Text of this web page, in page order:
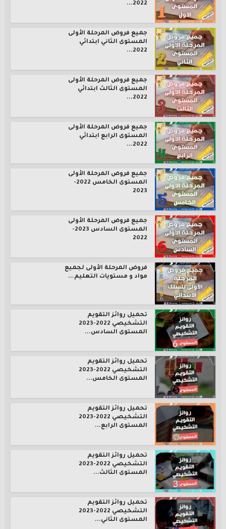
2022...
جميع فروض المرحلة الأولى
المستوى الثاني ابتدائي
2022...
جميع فروض المرحلة الأولى
المستوى الثالث ابتدائي
2022...
جميع فروض المرحلة الأولى
المستوى الرابع ابتدائي
2022...
جميع فروض المرحلة الأولى
المستوى الخامس 2022-
2023
جميع فروض المرحلة الأولى
المستوى السادس 2023-
2022
فروض المرحلة الأولى لجميع
مواد و مستويات التعليم...
تحميل روائز التقويم
التشخيصي 2022-2023
المستوى السادس...
تحميل روائز التقويم
التشخيصي 2022-2023
المستوى الخامس...
تحميل روائز التقويم
التشخيصي 2022-2023
المستوى الرابع...
تحميل روائز التقويم
التشخيصي 2022-2023
المستوى الثالث...
تحميل روائز التقويم
التشخيصي 2022-2023
المستوى الثاني...